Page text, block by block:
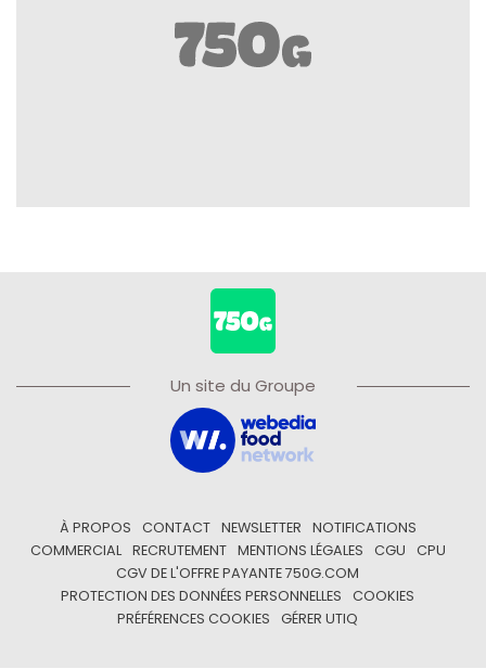
Un site du Groupe
À PROPOS CONTACT NEWSLETTER
NOTIFICATIONS
COMMERCIAL
RECRUTEMENT MENTIONS LÉGALES CGU
CPU
CGV DE L'OFFRE PAYANTE 750G.COM
PROTECTION DES DONNÉES PERSONNELLES
COOKIES
PRÉFÉRENCES COOKIES
GÉRER UTIQ